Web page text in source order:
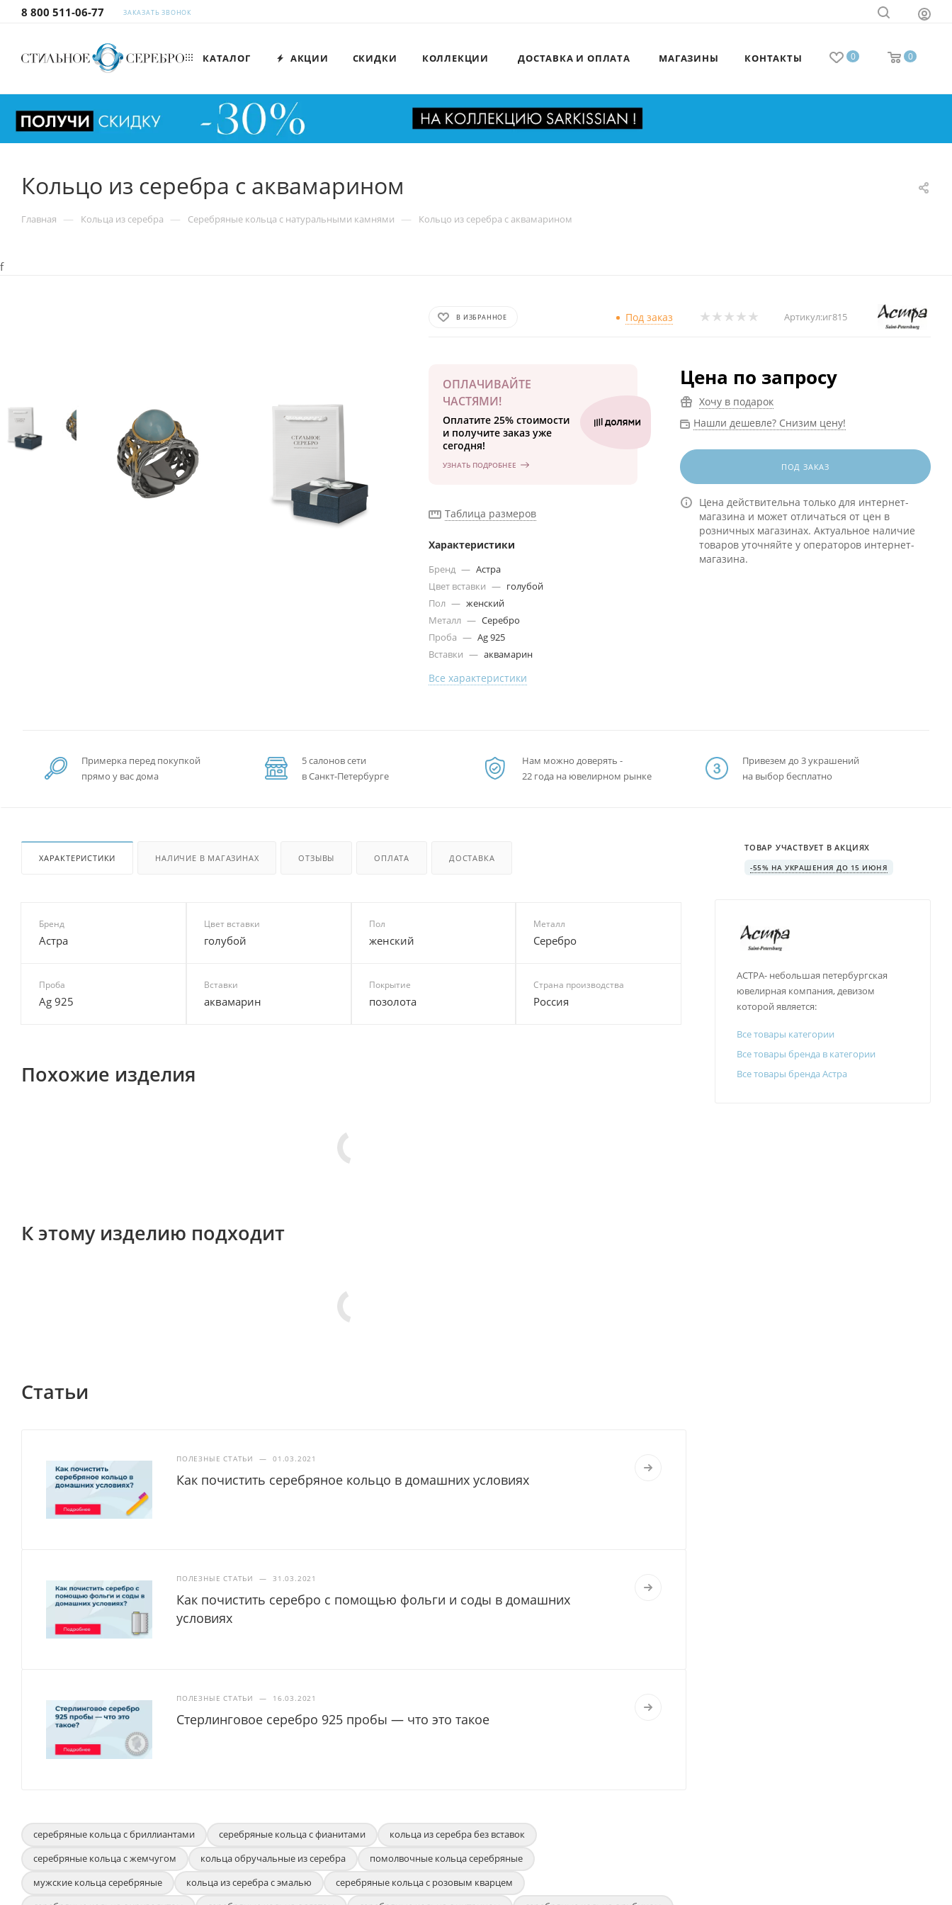
8 800 511-06-77 ЗАКАЗАТЬ ЗВОНОК
0 0
КАТАЛОГ АКЦИИ СКИДКИ КОЛЛЕКЦИИ ДОСТАВКА И ОПЛАТА МАГАЗИНЫ КОНТАКТЫ
Кольцо из серебра с аквамарином
Главная — Кольца из серебра — Серебряные кольца с натуральными камнями — Кольцо из серебра с аквамарином
f
В ИЗБРАННОЕ Под заказ Артикул:иг815
ОПЛАЧИВАЙТЕ
ЧАСТЯМИ!
Оплатите 25% стоимости
и получите заказ уже
сегодня!
УЗНАТЬ ПОДРОБНЕЕ
Таблица размеров
Характеристики
Бренд — Астра
Цвет вставки — голубой
Пол — женский
Металл — Серебро
Проба — Ag 925
Вставки — аквамарин
Все характеристики
Цена по запросу
Хочу в подарок
Нашли дешевле? Снизим цену!
ПОД ЗАКАЗ
Цена действительна только для интернет-
магазина и может отличаться от цен в
розничных магазинах. Актуальное наличие
товаров уточняйте у операторов интернет-
магазина.
Примерка перед покупкой
прямо у вас дома
5 салонов сети
в Санкт-Петербурге
Нам можно доверять -
22 года на ювелирном рынке
Привезем до 3 украшений
на выбор бесплатно
ХАРАКТЕРИСТИКИ НАЛИЧИЕ В МАГАЗИНАХ ОТЗЫВЫ ОПЛАТА ДОСТАВКА
Бренд
Астра
Цвет вставки
голубой
Пол
женский
Металл
Серебро
Проба
Ag 925
Вставки
аквамарин
Покрытие
позолота
Страна производства
Россия
Похожие изделия
К этому изделию подходит
Статьи
ПОЛЕЗНЫЕ СТАТЬИ — 01.03.2021
Как почистить серебряное кольцо в домашних условиях
ПОЛЕЗНЫЕ СТАТЬИ — 31.03.2021
Как почистить серебро с помощью фольги и соды в домашних
условиях
ПОЛЕЗНЫЕ СТАТЬИ — 16.03.2021
Стерлинговое серебро 925 пробы — что это такое
серебряные кольца с бриллиантами серебряные кольца с фианитами
кольца из серебра без вставок
серебряные кольца с жемчугом
кольца обручальные из серебра
помолвочные кольца серебряные
мужские кольца серебряные
кольца из серебра с эмалью
серебряные кольца с розовым кварцем
ТОВАР УЧАСТВУЕТ В АКЦИЯХ
-55% НА УКРАШЕНИЯ ДО 15 ИЮНЯ
АСТРА- небольшая петербургская
ювелирная компания, девизом
которой является:
Все товары категории
Все товары бренда в категории
Все товары бренда Астра